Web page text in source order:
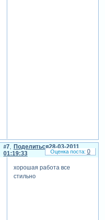
Поделиться
7
28-03-2011
01:19:33
хорошая работа все
стильно
0